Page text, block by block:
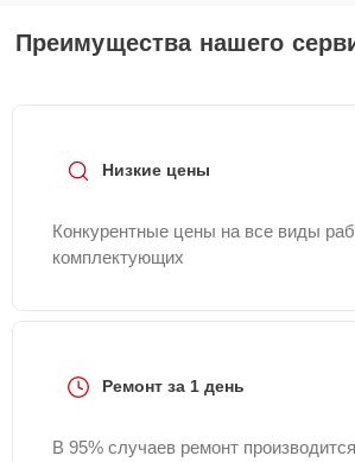
Преимущества нашего
Низкие цены
Конкурентные цены на все виды
комплектующих
Ремонт за 1 день
В 95% случаев ремонт